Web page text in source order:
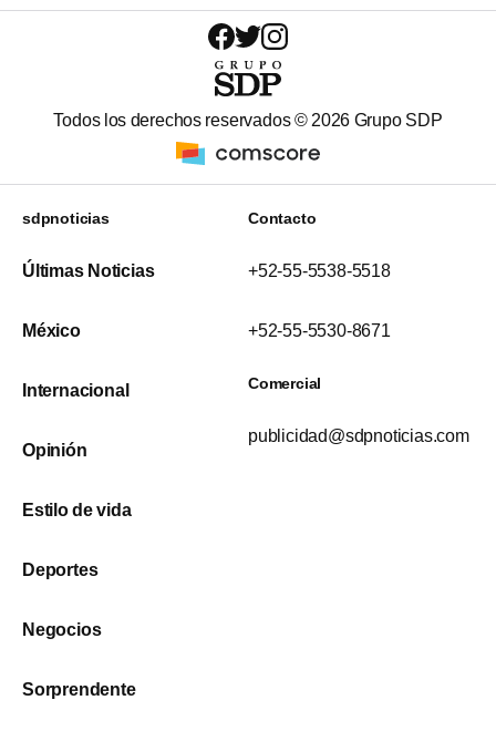
Todos los derechos reservados © 2026 Grupo SDP
sdpnoticias
Últimas Noticias
México
Internacional
Opinión
Estilo de vida
Deportes
Negocios
Sorprendente
Contacto
+52-55-5538-5518
+52-55-5530-8671
Comercial
publicidad@sdpnoticias.com